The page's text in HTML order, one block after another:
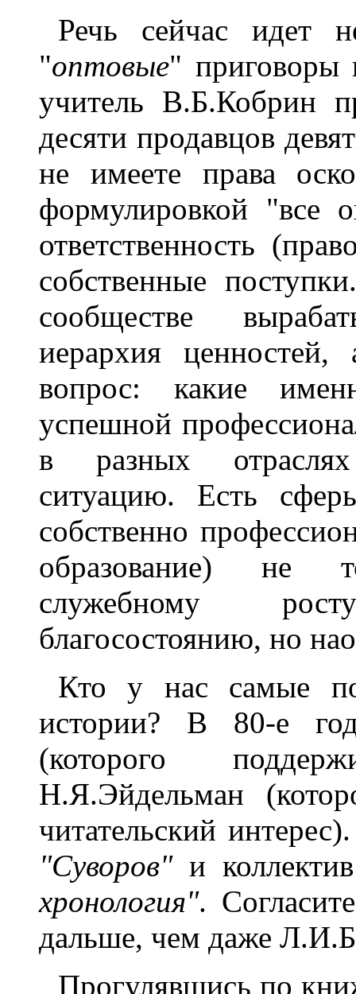
Речь сейчас идет
"оптовые" приговоры
учитель В.Б.Кобрин
десяти продавцов
не имеете права
формулировкой "все
ответственность
собственные
сообществе
иерархия ценностей,
вопрос: какие
успешной
в разных
ситуацию. Есть
собственно
образование) не
служебному
благосостоянию, но
Кто у нас самые
истории? В 80-е
(которого
Н.Я.Эйдельман
читательский
"Суворов"и
хронология".
дальше, чем даже
Прогулявшись по